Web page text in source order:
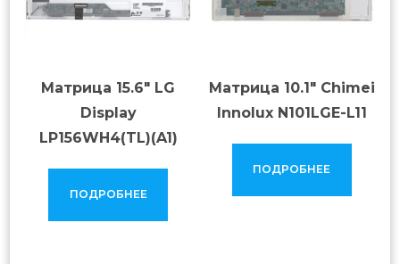
Матрица 15.6″ LG
Display
LP156WH4(TL)(A1)
ПОДРОБНЕЕ
Матрица 10.1″ Chimei
Innolux N101LGE-L11
ПОДРОБНЕЕ